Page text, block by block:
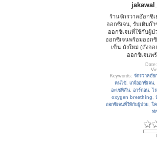
ร้านจักรวาลอ๊อกซิ
ออกซิเจน, รับเติมก๊
ออกซิเจนที่ใช้กับผู้ป่
ออกซิเจนพร้อมออก
เข็น ถังใหม่ (ถังอ
ออกซิเจนพ
Keywords: จักรวาลอ๊อ
คนไข้ , เกจ์ออกซิเจน,
อะเซทิลีน, อาร์กอน,ไ
oxygen breathing ,
ออกซิเจนที่ให้กับผู้ป่วย, โ
ท่